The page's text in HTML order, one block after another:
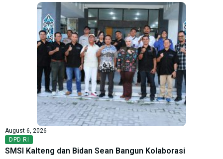
August 6, 2026
DPD RI
SMSI Kalteng dan Bidan Sean Bangun Kolaborasi